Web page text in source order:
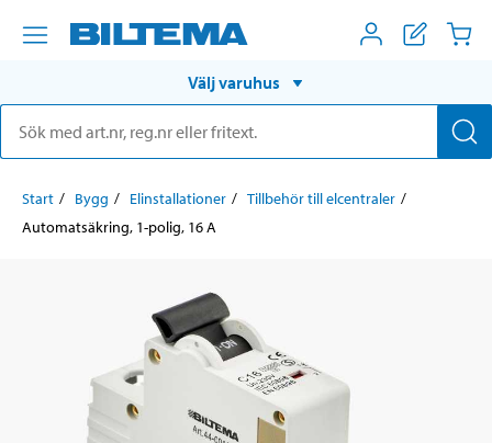
Välj varuhus
Start Bygg Elinstallationer
Tillbehör till elcentraler
Automatsäkring, 1-polig, 16 A